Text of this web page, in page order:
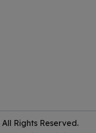
All Rights Reserved.